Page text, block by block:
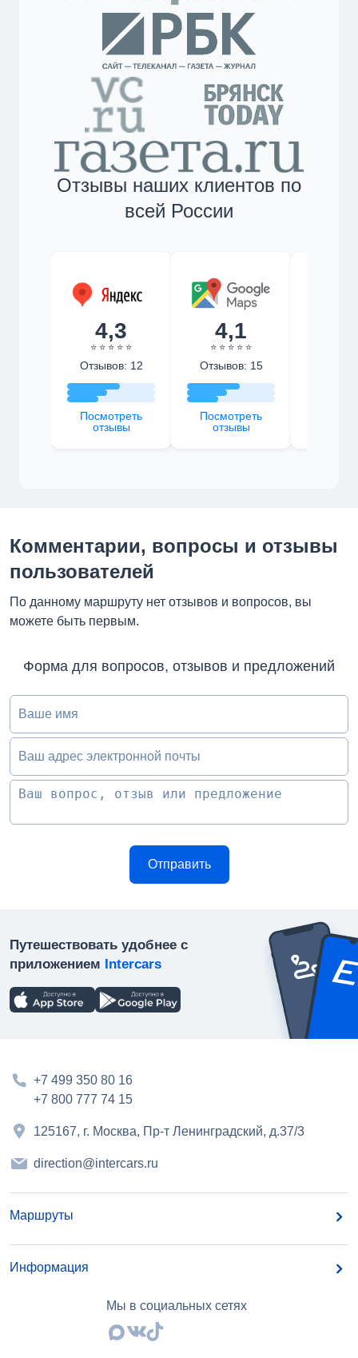
Отзывы наших клиентов по
всей России
4,3
⭐ ⭐ ⭐ ⭐ ⭐
Отзывов: 12
Посмотреть
отзывы
4,1
⭐ ⭐ ⭐ ⭐ ⭐
Отзывов: 15
Посмотреть
отзывы
Комментарии, вопросы и отзывы
пользователей
По данному маршруту нет отзывов и вопросов, вы
можете быть первым.
Форма для вопросов, отзывов и предложений
Ваше имя
Ваш адрес электронной почты
Путешествовать удобнее с
приложением Intercars
+7 499 350 80 16
+7 800 777 74 15
125167, г. Москва, Пр-т Ленинградский, д.37/3
direction@intercars.ru
Маршруты
Информация
Мы в социальных сетях